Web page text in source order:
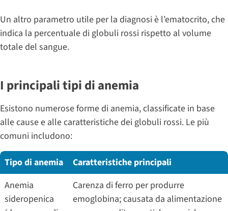
Un altro parametro utile per la diagnosi è l’ematocrito, che
indica la percentuale di globuli rossi rispetto al volume
totale del sangue.
I principali tipi di anemia
Esistono numerose forme di anemia, classificate in base
alle cause e alle caratteristiche dei globuli rossi. Le più
comuni includono:
Tipo di anemia
Caratteristiche principali
Anemia
sideropenica
Carenza di ferro per produrre
emoglobina; causata da alimentazione